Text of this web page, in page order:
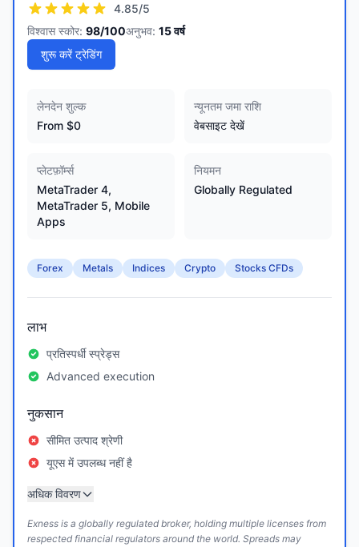
4.85/5
विश्वास स्कोर: 98/100अनुभव: 15वर्ष
शुरू करें ट्रेडिंग
लेनदेन शुल्क
From $0
न्यूनतम जमा राशि
वेबसाइट देखें
प्लेटफ़ॉर्म्स
MetaTrader 4,
MetaTrader 5, Mobile
Apps
नियमन
Globally Regulated
Forex Metals Indices Crypto Stocks CFDs
लाभ
प्रतिस्पर्धी स्प्रेड्स
Advanced execution
नुकसान
सीमित उत्पाद श्रेणी
यूएस में उपलब्ध नहीं है
अधिक विवरण
Exness is a globally regulated broker, holding multiple licenses from
respected financial regulators around the world. Spreads may